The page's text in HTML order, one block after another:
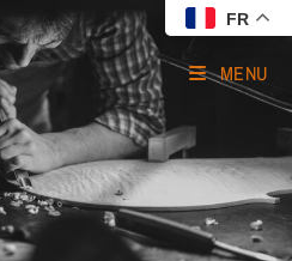
MENU
FR